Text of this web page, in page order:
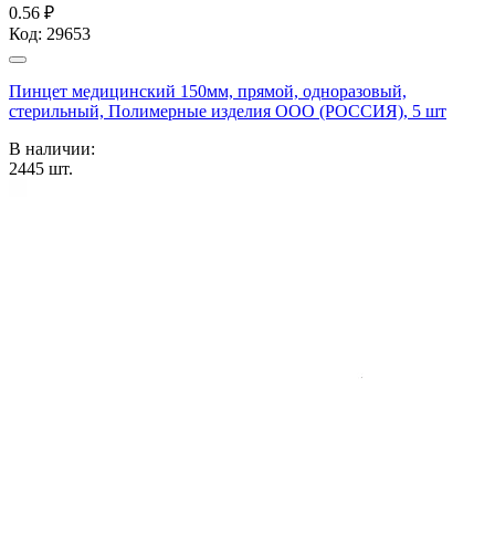
0.56 ₽
Код: 29653
Пинцет медицинский 150мм, прямой, одноразовый,
стерильный, Полимерные изделия OOO (РОССИЯ), 5 шт
В наличии:
2445 шт.